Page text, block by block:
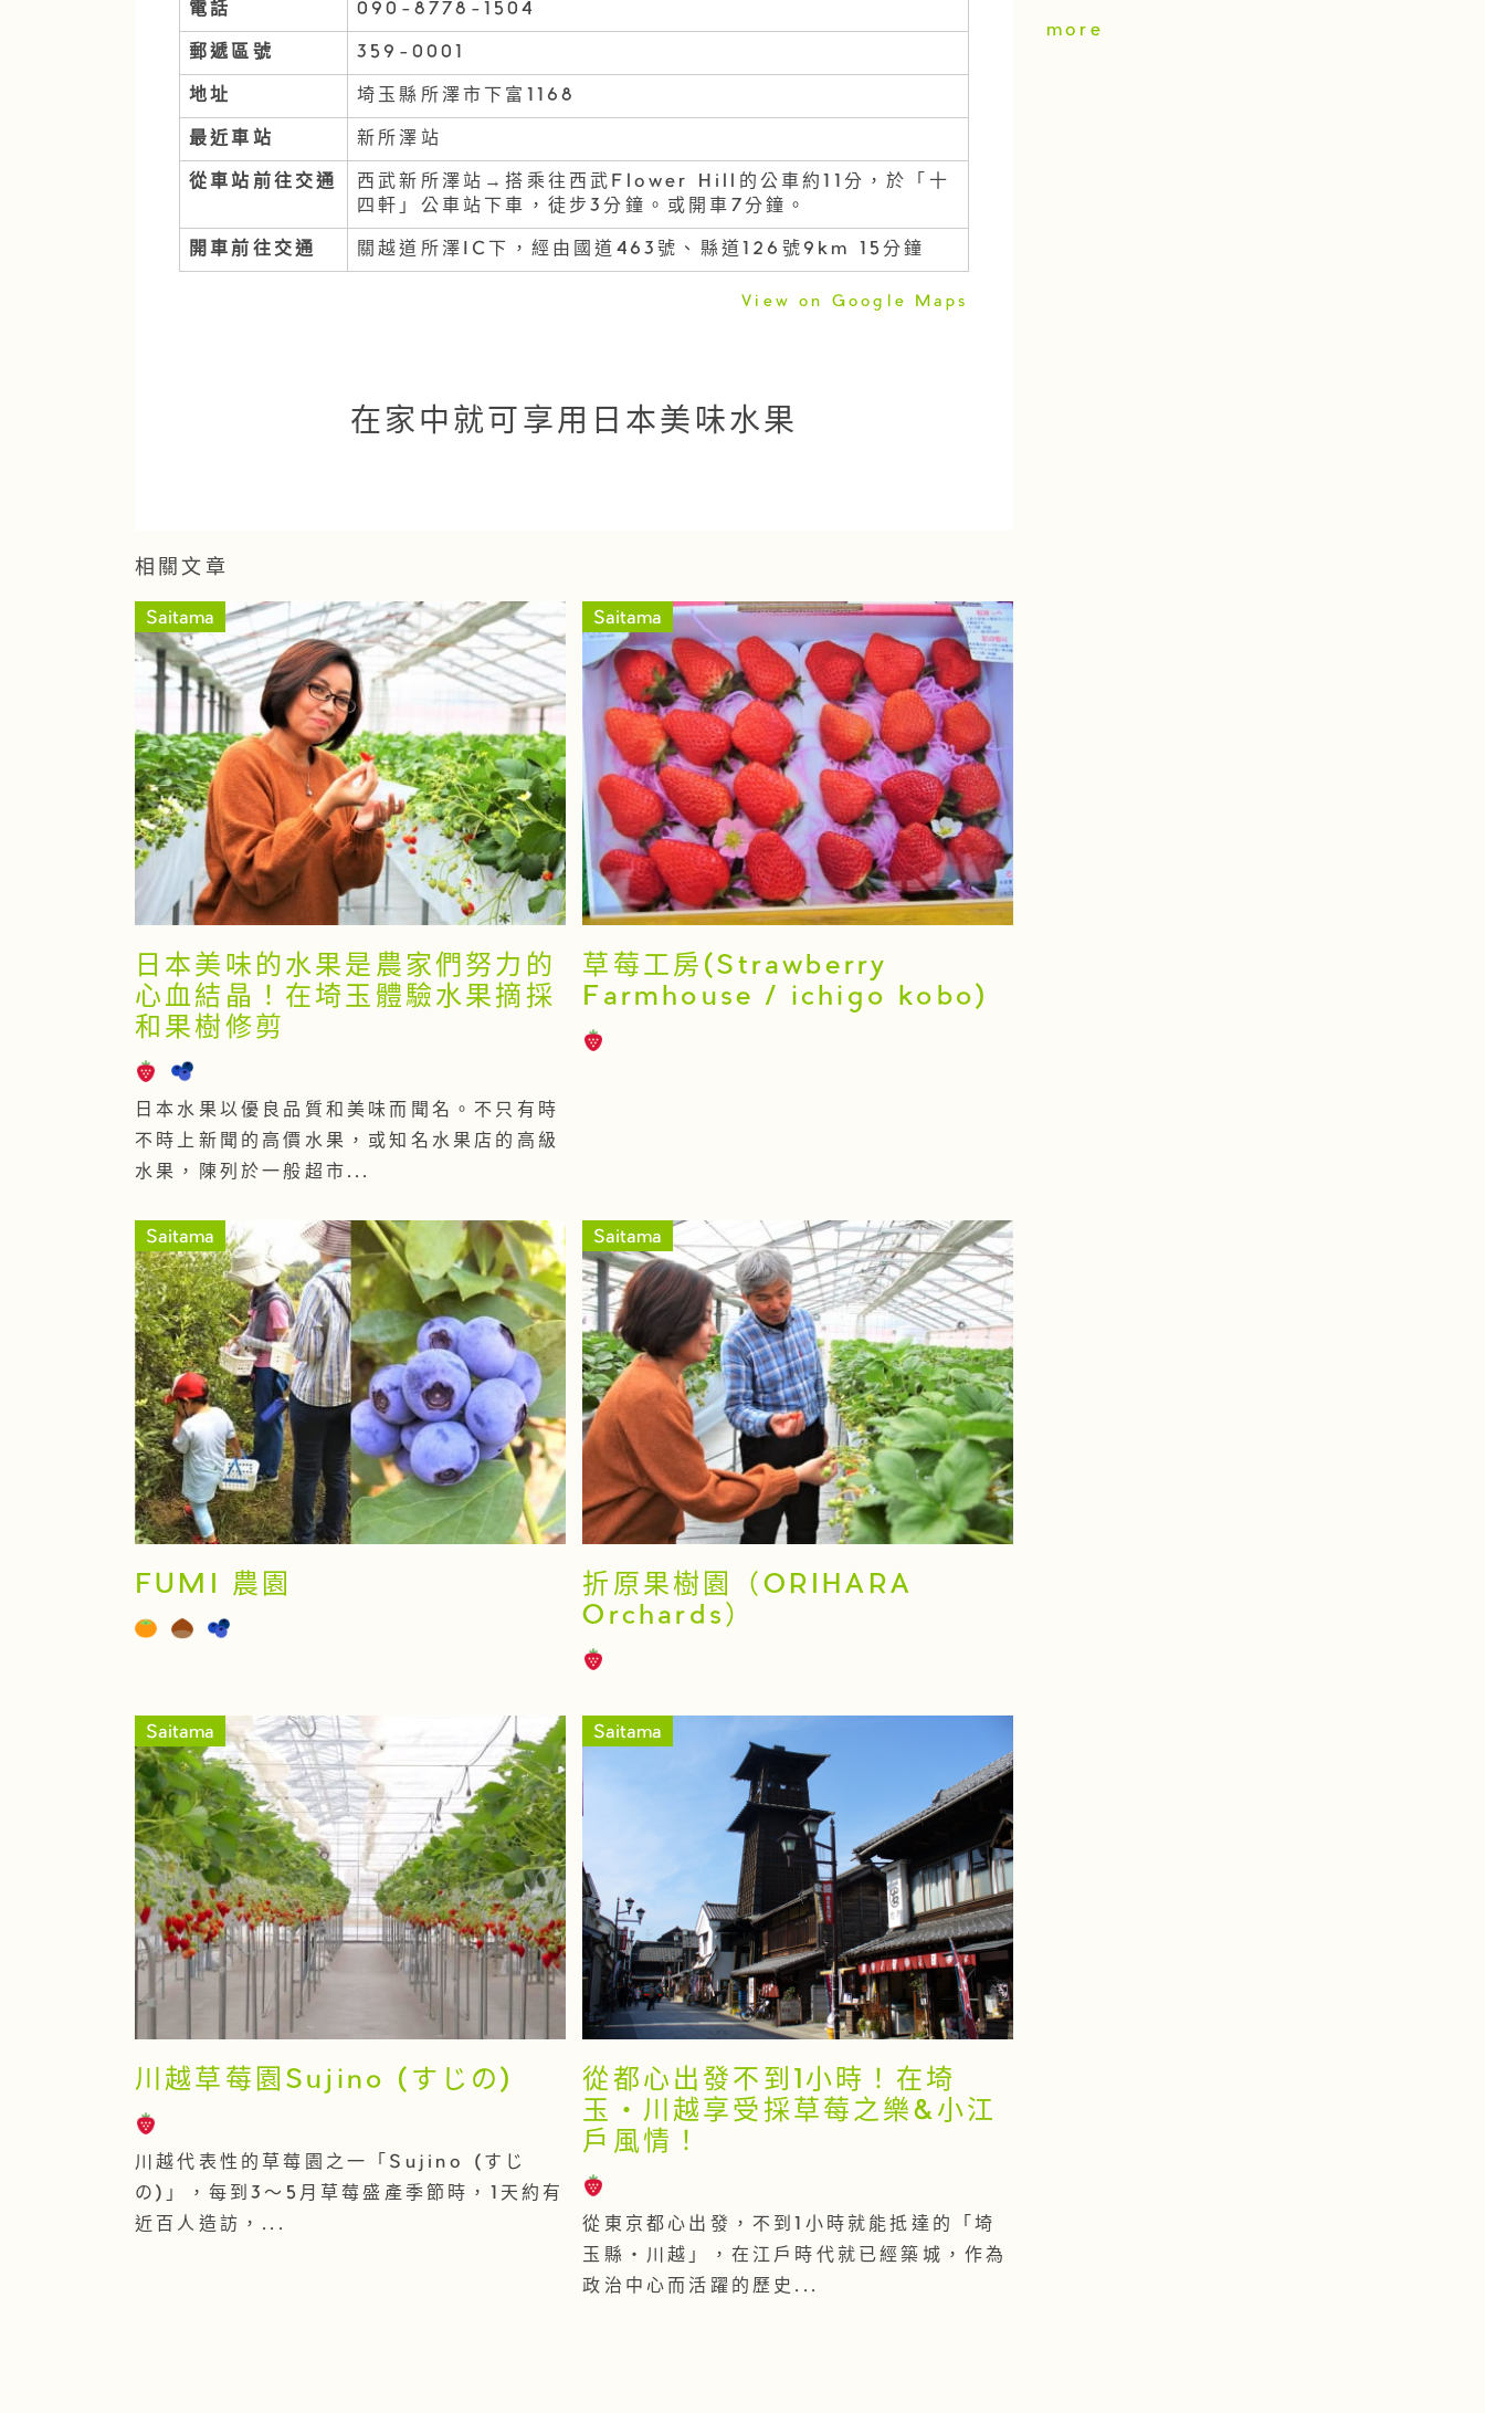
電話 090-8778-1504
郵遞區號 359-0001
地址 埼玉縣所澤市下富1168
最近車站 新所澤站
從車站前往交通
西武新所澤站→搭乘往西武Flower Hill的公車約11分，於「十
四軒」公車站下車，徒步3分鐘。或開車7分鐘。
開車前往交通 關越道所澤IC下，經由國道463號、縣道126號9km 15分鐘
View on Google Maps
在家中就可享用日本美味水果
相關文章
Saitama
日本美味的水果是農家們努力的
心血結晶！在埼玉體驗水果摘採
和果樹修剪
日本水果以優良品質和美味而聞名。不只有時
不時上新聞的高價水果，或知名水果店的高級
水果，陳列於一般超市...
Saitama
草莓工房(Strawberry
Farmhouse / ichigo kobo)
Saitama
FUMI 農園
Saitama
折原果樹園（ORIHARA
Orchards）
Saitama
川越草莓園Sujino (すじの)
川越代表性的草莓園之一「Sujino (すじ
の)」，每到3～5月草莓盛產季節時，1天約有
近百人造訪，...
Saitama
從都心出發不到1小時！在埼
玉・川越享受採草莓之樂&小江
戶風情！
從東京都心出發，不到1小時就能抵達的「埼
玉縣・川越」，在江戶時代就已經築城，作為
政治中心而活躍的歷史...
more